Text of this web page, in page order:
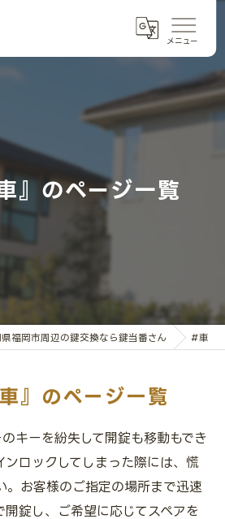
』のページ一覧
県福岡市周辺の鍵交換なら鍵当番さん #車
』のページ一覧
キーを紛失して開錠も移動もでき
ンロックしてしまった際には、慌
。お客様のご指定の場所まで迅速
開錠し、ご希望に応じてスペアを